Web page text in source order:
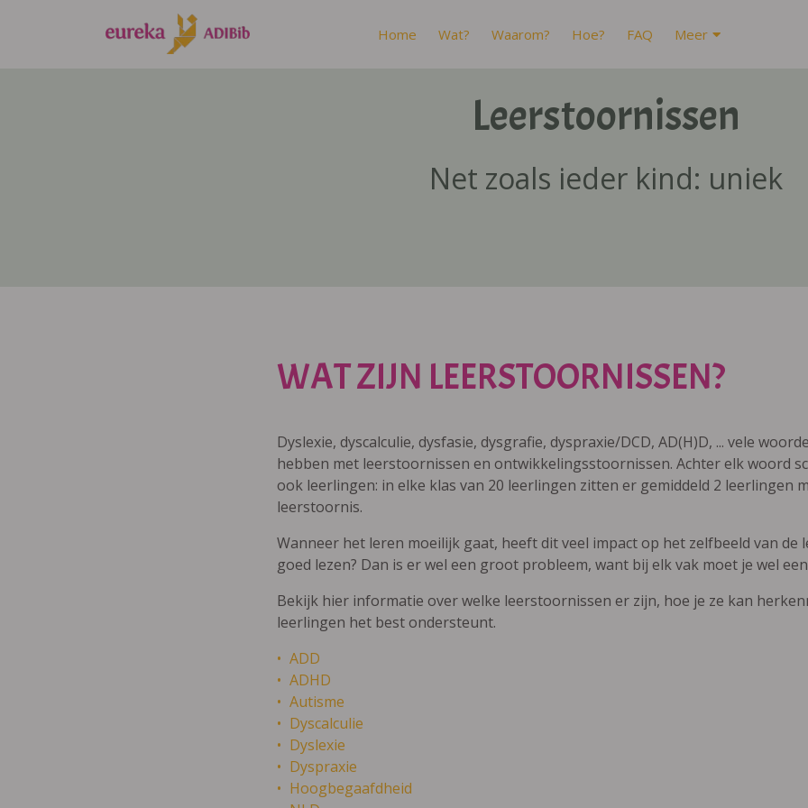
Home Wat? Waarom? Hoe? FAQ Meer
Leerstoornissen
Net zoals ieder kind: uniek
WAT ZIJN LEERSTOORNISSEN?
Dyslexie, dyscalculie, dysfasie, dysgrafie, dyspraxie/DCD, AD(H)D, ... vele
hebben met leerstoornissen en ontwikkelingsstoornissen. Achter elk woord
ook leerlingen: in elke klas van 20 leerlingen zitten er gemiddeld 2 leerlingen
leerstoornis.
Wanneer het leren moeilijk gaat, heeft dit veel impact op het zelfbeeld van de
goed lezen? Dan is er wel een groot probleem, want bij elk vak moet je wel
Bekijk hier informatie over welke leerstoornissen er zijn, hoe je ze kan
leerlingen het best ondersteunt.
ADD
ADHD
Autisme
Dyscalculie
Dyslexie
Dyspraxie
Hoogbegaafdheid